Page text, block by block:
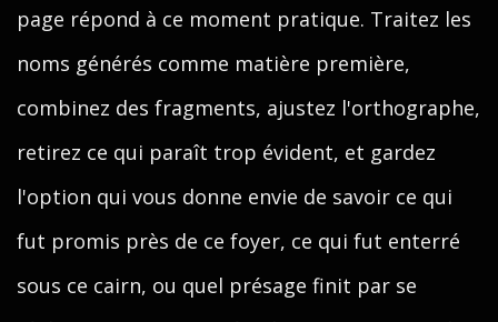
page répond à ce moment pratique. Traitez les
noms générés comme matière première,
combinez des fragments, ajustez l'orthographe,
retirez ce qui paraît trop évident, et gardez
l'option qui vous donne envie de savoir ce qui
fut promis près de ce foyer, ce qui fut enterré
sous ce cairn, ou quel présage finit par se